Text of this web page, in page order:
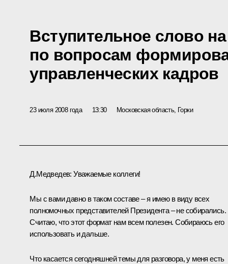
Вступительное слово
по вопросам
управленческих кадров
23 июля 2008 года 13:30 Московская область, Горки
Д.Медведев: Уважаемые коллеги!
Мы с вами давно в таком составе – я имею в виду всех
полномочных представителей Президента – не собирались.
Считаю, что этот формат нам всем полезен. Собираюсь его
использовать и дальше.
Что касается сегодняшней темы для разговора, у меня есть